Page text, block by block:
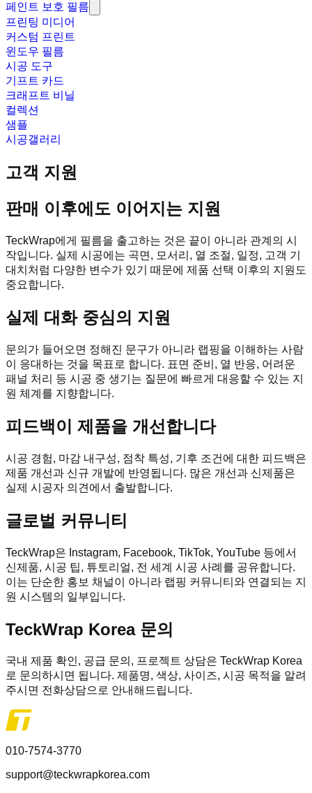
페인트 보호 필름
프린팅 미디어
커스텀 프린트
윈도우 필름
시공 도구
기프트 카드
크래프트 비닐
컬렉션
샘플
시공갤러리
고객 지원
판매 이후에도 이어지는 지원
TeckWrap에게 필름을 출고하는 것은 끝이 아니라 관계의 시
작입니다. 실제 시공에는 곡면, 모서리, 열 조절, 일정, 고객 기
대치처럼 다양한 변수가 있기 때문에 제품 선택 이후의 지원도
중요합니다.
실제 대화 중심의 지원
문의가 들어오면 정해진 문구가 아니라 랩핑을 이해하는 사람
이 응대하는 것을 목표로 합니다. 표면 준비, 열 반응, 어려운
패널 처리 등 시공 중 생기는 질문에 빠르게 대응할 수 있는 지
원 체계를 지향합니다.
피드백이 제품을 개선합니다
시공 경험, 마감 내구성, 점착 특성, 기후 조건에 대한 피드백은
제품 개선과 신규 개발에 반영됩니다. 많은 개선과 신제품은
실제 시공자 의견에서 출발합니다.
글로벌 커뮤니티
TeckWrap은 Instagram, Facebook, TikTok, YouTube 등에서
신제품, 시공 팁, 튜토리얼, 전 세계 시공 사례를 공유합니다.
이는 단순한 홍보 채널이 아니라 랩핑 커뮤니티와 연결되는 지
원 시스템의 일부입니다.
TeckWrap Korea 문의
국내 제품 확인, 공급 문의, 프로젝트 상담은 TeckWrap Korea
로 문의하시면 됩니다. 제품명, 색상, 사이즈, 시공 목적을 알려
주시면 전화상담으로 안내해드립니다.
010-7574-3770
support@teckwrapkorea.com